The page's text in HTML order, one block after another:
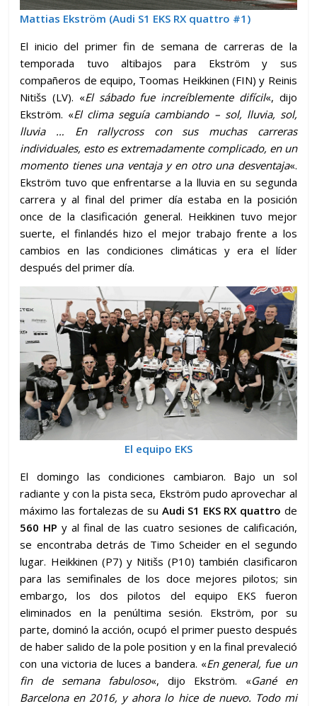
Mattias Ekström (Audi S1 EKS RX quattro #1)
El inicio del primer fin de semana de carreras de la
temporada tuvo altibajos para Ekström y sus
compañeros de equipo, Toomas Heikkinen (FIN) y Reinis
Nitišs (LV). «El sábado fue increíblemente difícil«, dijo
Ekström. «El clima seguía cambiando – sol, lluvia, sol,
lluvia … En rallycross con sus muchas carreras
individuales, esto es extremadamente complicado, en un
momento tienes una ventaja y en otro una desventaja«.
Ekström tuvo que enfrentarse a la lluvia en su segunda
carrera y al final del primer día estaba en la posición
once de la clasificación general. Heikkinen tuvo mejor
suerte, el finlandés hizo el mejor trabajo frente a los
cambios en las condiciones climáticas y era el líder
después del primer día.
El equipo EKS
El domingo las condiciones cambiaron. Bajo un sol
radiante y con la pista seca, Ekström pudo aprovechar al
máximo las fortalezas de su Audi S1 EKS RX quattro de
560 HP y al final de las cuatro sesiones de calificación,
se encontraba detrás de Timo Scheider en el segundo
lugar. Heikkinen (P7) y Nitišs (P10) también clasificaron
para las semifinales de los doce mejores pilotos; sin
embargo, los dos pilotos del equipo EKS fueron
eliminados en la penúltima sesión. Ekström, por su
parte, dominó la acción, ocupó el primer puesto después
de haber salido de la pole position y en la final prevaleció
con una victoria de luces a bandera. «En general, fue un
fin de semana fabuloso«, dijo Ekström. «Gané en
Barcelona en 2016, y ahora lo hice de nuevo. Todo mi